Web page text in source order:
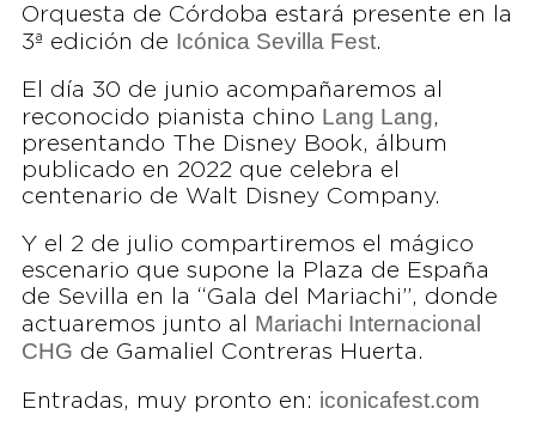
Orquesta de Córdoba estará presente en la
3ª edición de Icónica Sevilla Fest.
El día 30 de junio acompañaremos al
reconocido pianista chino Lang Lang,
presentando The Disney Book, álbum
publicado en 2022 que celebra el
centenario de Walt Disney Company.
Y el 2 de julio compartiremos el mágico
escenario que supone la Plaza de España
de Sevilla en la “Gala del Mariachi”, donde
actuaremos junto al Mariachi Internacional
CHG de Gamaliel Contreras Huerta.
Entradas, muy pronto en: iconicafest.com